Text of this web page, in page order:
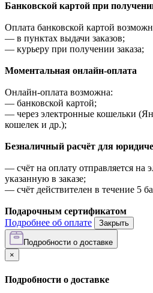
Банковской картой при
Оплата банковской картой
— в пунктах выдачи заказов;
— курьеру при получении заказа;
Моментальная онлайн-оплата
Онлайн-оплата возможна:
— банковской картой;
— через электронные кошельки
кошелек и др.);
Безналичный расчёт для
— счёт на оплату отправляется на
указанную в заказе;
— счёт действителен в течение 5
Подарочным сертификатом
Подробнее об оплате
Закрыть
Подробности о доставке
×
Подробности о доставке